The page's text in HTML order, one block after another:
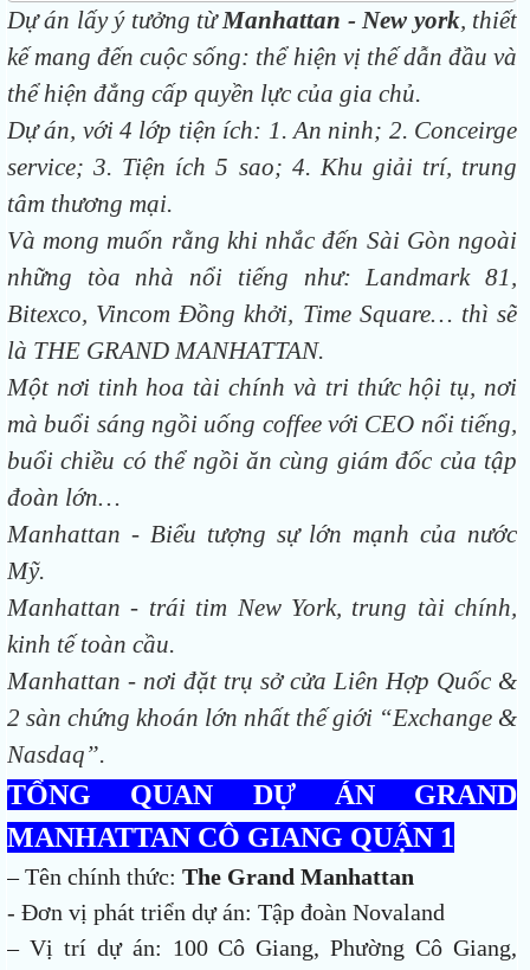
Dự án lấy ý tưởng từManhattan - New york, thiết
kế mang đến cuộc sống: thể hiện vị thế dẫn đầu và
thể hiện đẳng cấp quyền lực của gia chủ.
Dự án, với 4 lớp tiện ích: 1. An ninh; 2. Conceirge
service; 3. Tiện ích 5 sao; 4. Khu giải trí, trung
tâm thương mại.
Và mong muốn rằng khi nhắc đến Sài Gòn ngoài
những tòa nhà nổi tiếng như: Landmark 81,
Bitexco, Vincom Đồng khởi, Time Square… thì sẽ
là THE GRAND MANHATTAN.
Một nơi tinh hoa tài chính và tri thức hội tụ, nơi
mà buổi sáng ngồi uống coffee với CEO nổi tiếng,
buổi chiều có thể ngồi ăn cùng giám đốc của tập
đoàn lớn…
Manhattan - Biểu tượng sự lớn mạnh của nước
Mỹ.
Manhattan - trái tim New York, trung tài chính,
kinh tế toàn cầu.
Manhattan - nơi đặt trụ sở cửa Liên Hợp Quốc &
2 sàn chứng khoán lớn nhất thế giới “Exchange &
Nasdaq”.
TỔNG QUAN DỰ ÁN GRAND
MANHATTAN CÔ GIANG QUẬN 1
– Tên chính thức: The Grand Manhattan
- Đơn vị phát triển dự án: Tập đoàn Novaland
– Vị trí dự án: 100 Cô Giang, Phường Cô Giang,